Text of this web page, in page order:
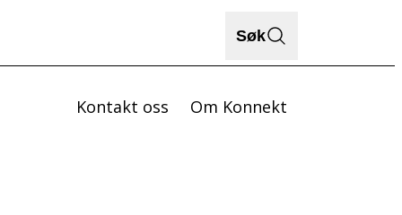
Søk
Kontakt oss Om Konnekt